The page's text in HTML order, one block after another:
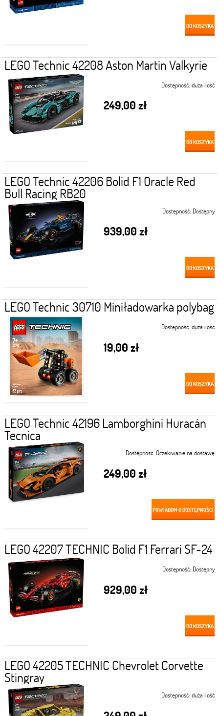
DO KOSZYKA
LEGO Technic 42208 Aston Martin Valkyrie
Dostępność: duża ilość
249,00 zł
DO KOSZYKA
LEGO Technic 42206 Bolid F1 Oracle Red
Bull Racing RB20
Dostępność: Dostępny
939,00 zł
DO KOSZYKA
LEGO Technic 30710 Miniładowarka polybag
Dostępność: duża ilość
19,00 zł
DO KOSZYKA
LEGO Technic 42196 Lamborghini Huracán
Tecnica
Dostępność: Oczekiwanie na dostawę
249,00 zł
POWIADOM O DOSTĘPNOŚCI
LEGO 42207 TECHNIC Bolid F1 Ferrari SF-24
Dostępność: Dostępny
929,00 zł
DO KOSZYKA
LEGO 42205 TECHNIC Chevrolet Corvette
Stingray
Dostępność: duża ilość